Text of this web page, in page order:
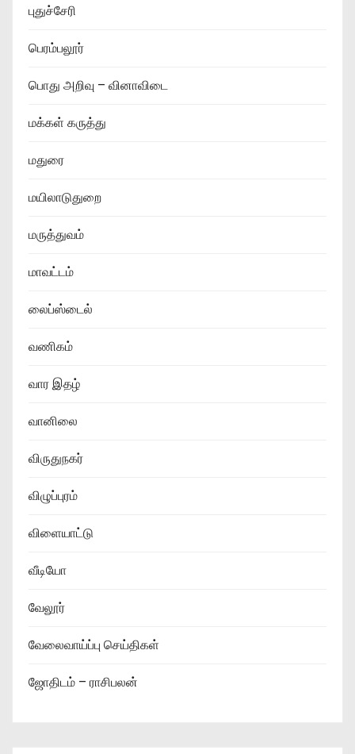
புதுச்சேரி
பெரம்பலூர்
பொது அறிவு – வினாவிடை
மக்கள் கருத்து
மதுரை
மயிலாடுதுறை
மருத்துவம்
மாவட்டம்
லைப்ஸ்டைல்
வணிகம்
வார இதழ்
வானிலை
விருதுநகர்
விழுப்புரம்
விளையாட்டு
வீடியோ
வேலூர்
வேலைவாய்ப்பு செய்திகள்
ஜோதிடம் – ராசிபலன்